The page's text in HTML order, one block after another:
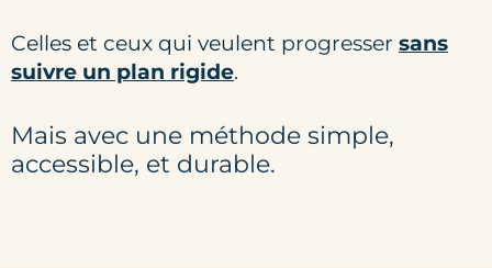
Celles et ceux qui veulent progresser sans
suivre un plan rigide.
Mais avec une méthode simple,
accessible, et durable.